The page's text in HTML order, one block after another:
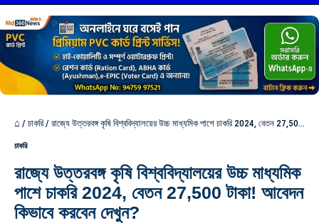
⌂ / চাকরি / রাজ্যে উত্তরবঙ্গ কৃষি বিশ্ববিদ্যালয়ের উচ্চ মাধ্যমিক পাশে চাকরি 2024, বেতন 27,500 টাকা! আবেদন কিভাবে করবেন দেখুন?
চাকরি
রাজ্যে উত্তরবঙ্গ কৃষি বিশ্ববিদ্যালয়ের উচ্চ মাধ্যমিক
পাশে চাকরি 2024, বেতন 27,500 টাকা! আবেদন
কিভাবে করবেন দেখুন?